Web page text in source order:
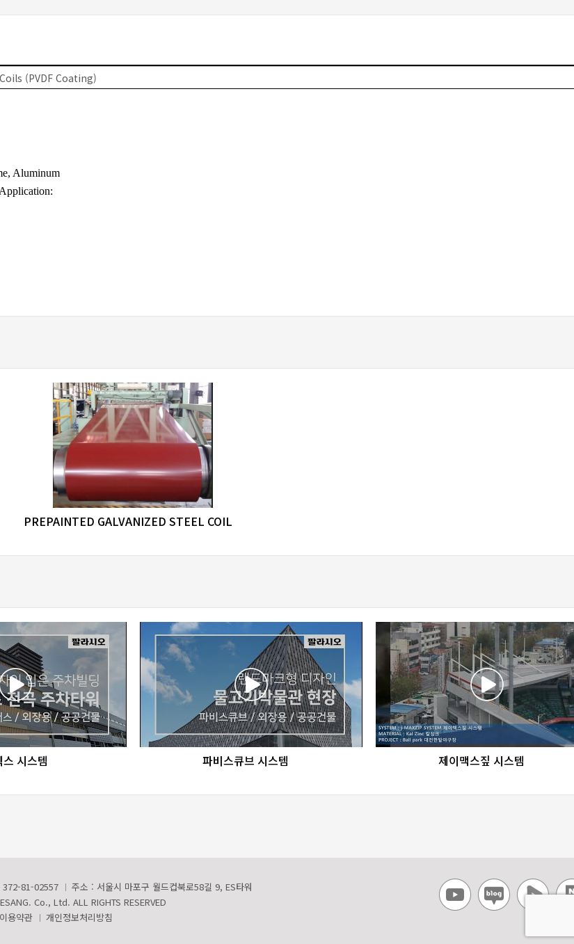
(PVDF Coating)
favorite_bordershare
PREPAINTED GALVANIZED STEEL COIL
share
시스템 favorite_bordershare
파비스큐브 시스템 favorite_bordershare
제이맥스짚 시스템
372-81-02557
주소 : 서울시 마포구 월드컵북로58길 9, ES타워
Co., Ltd. ALL RIGHTS RESERVED
이용약관 개인정보처리방침